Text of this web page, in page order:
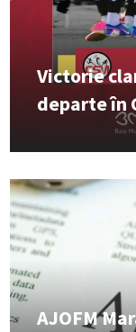
Victorie
departe în
AJOFM